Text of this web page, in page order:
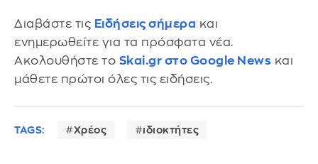
Διαβάστε τις Ειδήσεις σήμερα και
ενημερωθείτε για τα πρόσφατα νέα.
Ακολουθήστε το Skai.gr στο Google News και
μάθετε πρώτοι όλες τις ειδήσεις.
TAGS: Χρέος ιδιοκτήτες